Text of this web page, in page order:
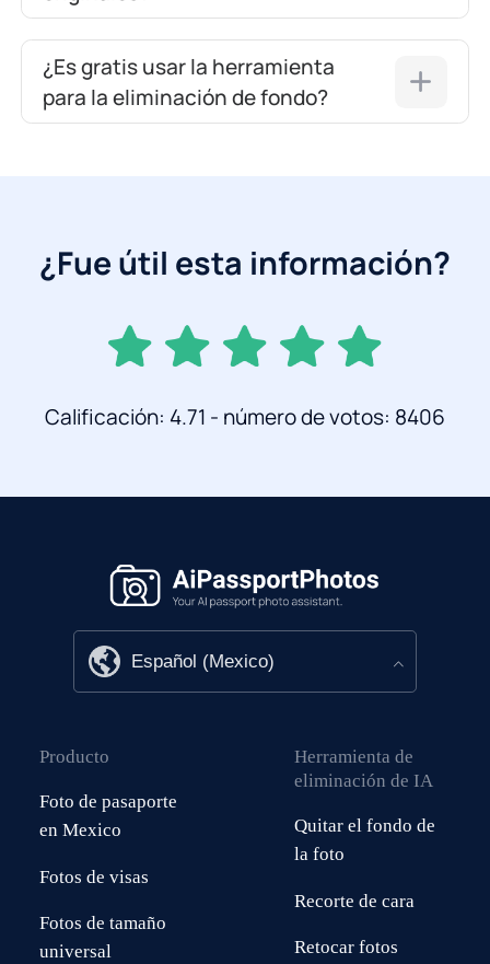
¿Es gratis usar la herramienta
para la eliminación de fondo?
¿Fue útil esta información?
Calificación: 4.71 - número de votos: 8406
Producto
Foto de pasaporte
en Mexico
Fotos de visas
Fotos de tamaño
universal
Herramienta de
eliminación de IA
Quitar el fondo de
la foto
Recorte de cara
Retocar fotos